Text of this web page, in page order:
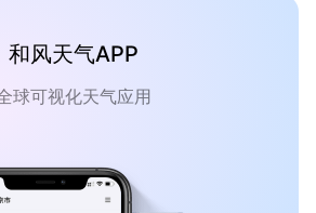
和风天气APP
球可视化天气应用